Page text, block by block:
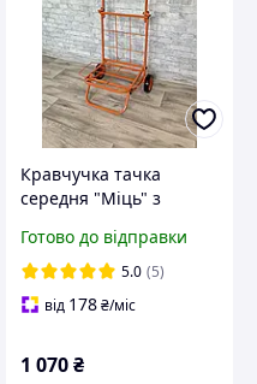
Кравчучка тачка
середня "Міць" з
двоколісна візок
побутовий
помаранчева
Готово до відправки
5.0 (5)
від 178₴/міс
1 070₴